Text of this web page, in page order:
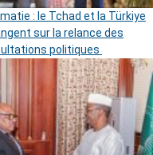
: le Tchad et la Türkiye
sur la relance des
politiques